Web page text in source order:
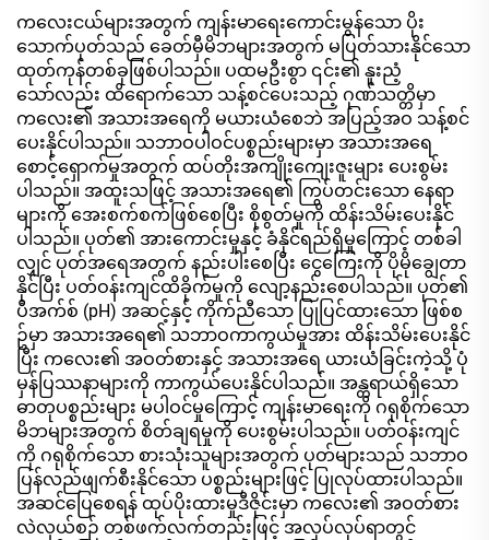
ကလေးငယ်များအတွက် ကျန်းမာရေးကောင်းမွန်သော ပိုး
သောက်ပုတ်သည် ခေတ်မှီမိဘများအတွက် မပြတ်သားနိုင်သော
ထုတ်ကုန်တစ်ခုဖြစ်ပါသည်။ ပထမဦးစွာ ၎င်း၏ နူးညံ့
သော်လည်း ထိရောက်သော သန့်စင်ပေးသည့် ဂုဏ်သတ္တိမှာ
ကလေး၏ အသားအရေကို မယားယံစေဘဲ အပြည့်အဝ သန့်စင်
ပေးနိုင်ပါသည်။ သဘာဝပါဝင်ပစ္စည်းများမှာ အသားအရေ
စောင့်ရှောက်မှုအတွက် ထပ်တိုးအကျိုးကျေးဇူးများ ပေးစွမ်း
ပါသည်။ အထူးသဖြင့် အသားအရေ၏ ကြွပ်တင်းသော နေရာ
များကို အေးစက်စက်ဖြစ်စေပြီး စိုစွတ်မှုကို ထိန်းသိမ်းပေးနိုင်
ပါသည်။ ပုတ်၏ အားကောင်းမှုနှင့် ခံနိုင်ရည်ရှိမှုကြောင့် တစ်ခါ
လျှင် ပုတ်အရေအတွက် နည်းပါးစေပြီး ငွေကြေးကို ပိုမိုချွေတာ
နိုင်ပြီး ပတ်ဝန်းကျင်ထိခိုက်မှုကို လျော့နည်းစေပါသည်။ ပုတ်၏
ပီအက်စ် (pH) အဆင့်နှင့် ကိုက်ညီသော ပြုပြင်ထားသော ဖြစ်စ
ဥ်မှာ အသားအရေ၏ သဘာဝကာကွယ်မှုအား ထိန်းသိမ်းပေးနိုင်
ပြီး ကလေး၏ အဝတ်စားနှင့် အသားအရေ ယားယံခြင်းကဲ့သို့ ပုံ
မှန်ပြဿနာများကို ကာကွယ်ပေးနိုင်ပါသည်။ အန္တရာယ်ရှိသော
ဓာတုပစ္စည်းများ မပါဝင်မှုကြောင့် ကျန်းမာရေးကို ဂရုစိုက်သော
မိဘများအတွက် စိတ်ချရမှုကို ပေးစွမ်းပါသည်။ ပတ်ဝန်းကျင်
ကို ဂရုစိုက်သော စားသုံးသူများအတွက် ပုတ်များသည် သဘာဝ
ပြန်လည်ဖျက်စီးနိုင်သော ပစ္စည်းများဖြင့် ပြုလုပ်ထားပါသည်။
အဆင်ပြေစေရန် ထုပ်ပိုးထားမှုဒီဇိုင်းမှာ ကလေး၏ အဝတ်စား
လဲလှယ်စဉ် တစ်ဖက်လက်တည်းဖြင့် အလုပ်လုပ်ရာတွင်